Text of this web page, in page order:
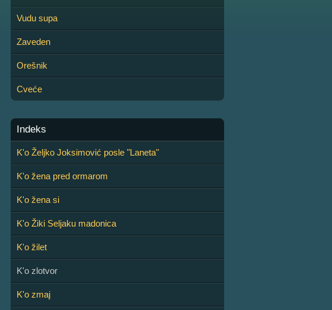
Vudu supa
Zaveden
Orešnik
Cveće
Indeks
K'o Željko Joksimović posle "Laneta"
K'o žena pred ormarom
K'o žena si
K'o Žiki Seljaku madonica
K'o žilet
K'o zlotvor
K'o zmaj